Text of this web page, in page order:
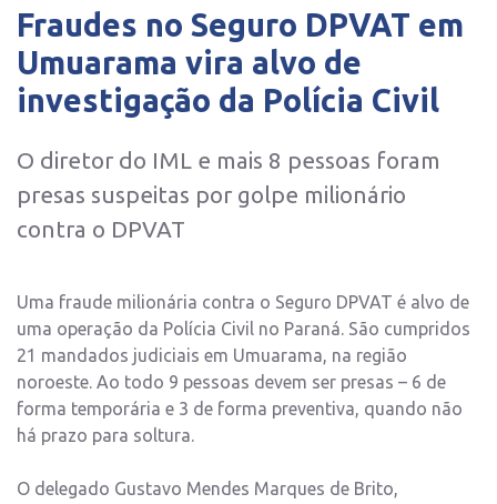
Fraudes no Seguro DPVAT em
Umuarama vira alvo de
investigação da Polícia Civil
O diretor do IML e mais 8 pessoas foram
presas suspeitas por golpe milionário
contra o DPVAT
Uma fraude milionária contra o Seguro DPVAT é alvo de
uma operação da Polícia Civil no Paraná. São cumpridos
21 mandados judiciais em Umuarama, na região
noroeste. Ao todo 9 pessoas devem ser presas – 6 de
forma temporária e 3 de forma preventiva, quando não
há prazo para soltura.
O delegado Gustavo Mendes Marques de Brito,